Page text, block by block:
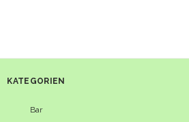
KATEGORIEN
Bar